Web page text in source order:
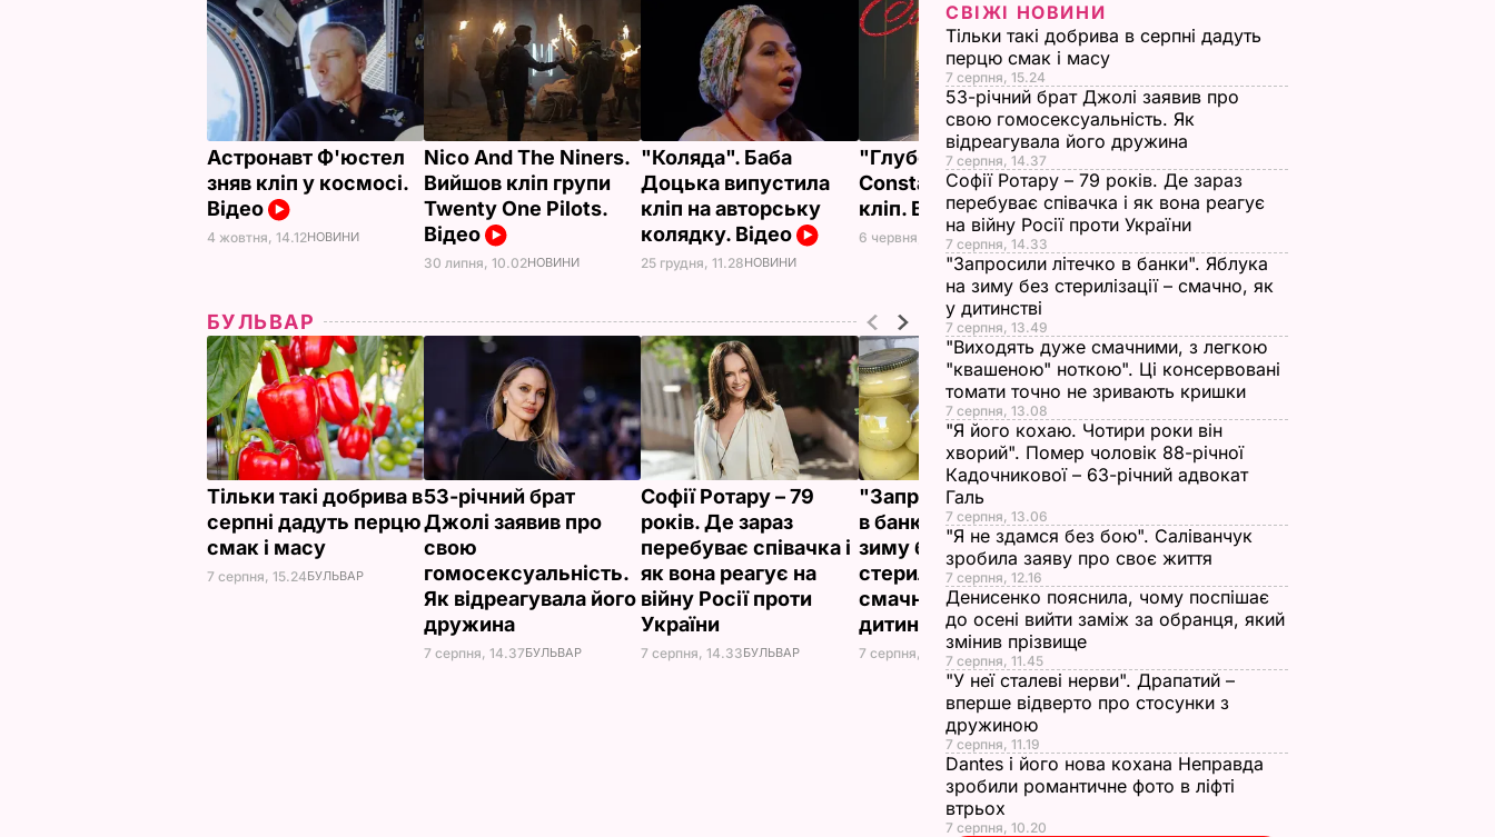
Астронавт Ф'юстел
зняв кліп у космосі.
Відео
4 жовтня, 14.12НОВИНИ
Nico And The Niners.
Вийшов кліп групи
Twenty One Pilots.
Відео
30 липня, 10.02НОВИНИ
"Коляда". Баба
Доцька випустила
кліп на авторську
колядку. Відео
25 грудня, 11.28НОВИНИ
"Глубоко".
Constantine випустив
кліп. Відео
6 червня, 16.55НОВИНИ
БУЛЬВАР
Тільки такі добрива в
серпні дадуть перцю
смак і масу
7 серпня, 15.24БУЛЬВАР
53-річний брат
Джолі заявив про
свою
гомосексуальність.
Як відреагувала його
дружина
7 серпня, 14.37БУЛЬВАР
Софії Ротару – 79
років. Де зараз
перебуває співачка і
як вона реагує на
війну Росії проти
України
7 серпня, 14.33БУЛЬВАР
"Запросили літечко
в банки". Яблука на
зиму без
стерилізації –
смачно, як у
дитинстві
7 серпня, 13.49БУЛЬВАР
смачними, з легкою
"квашеною"
ноткою". Ці
консервовані томати
точно не зривають
кришки
7 серпня, 13.08БУЛЬВАР
СВІЖІ НОВИНИ
Тільки такі добрива в серпні дадуть
перцю смак і масу
7 серпня, 15.24
53-річний брат Джолі заявив про
свою гомосексуальність. Як
відреагувала його дружина
7 серпня, 14.37
Софії Ротару – 79 років. Де зараз
перебуває співачка і як вона реагує
на війну Росії проти України
7 серпня, 14.33
"Запросили літечко в банки". Яблука
на зиму без стерилізації – смачно, як
у дитинстві
7 серпня, 13.49
"Виходять дуже смачними, з легкою
"квашеною" ноткою". Ці консервовані
томати точно не зривають кришки
7 серпня, 13.08
"Я його кохаю. Чотири роки він
хворий". Помер чоловік 88-річної
Кадочникової – 63-річний адвокат
Галь
7 серпня, 13.06
"Я не здамся без бою". Саліванчук
зробила заяву про своє життя
7 серпня, 12.16
Денисенко пояснила, чому поспішає
до осені вийти заміж за обранця, який
змінив прізвище
7 серпня, 11.45
"У неї сталеві нерви". Драпатий –
вперше відверто про стосунки з
дружиною
7 серпня, 11.19
Dantes і його нова кохана Неправда
зробили романтичне фото в ліфті
втрьох
7 серпня, 10.20